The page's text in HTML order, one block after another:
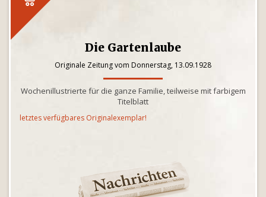
Die Gartenlaube
Originale Zeitung vom Donnerstag, 13.09.1928
Wochenillustrierte für die ganze Familie, teilweise mit farbigem
Titelblatt
letztes verfügbares Originalexemplar!